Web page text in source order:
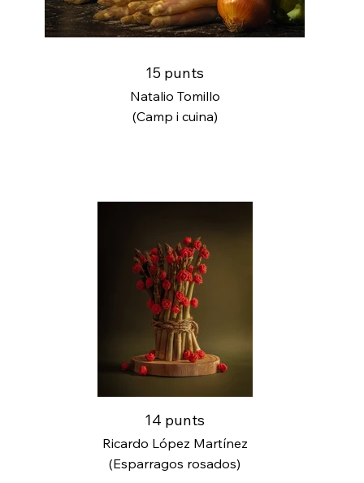
15 punts
Natalio Tomillo
(Camp i cuina)
14 punts
Ricardo López Martínez
(Esparragos rosados)